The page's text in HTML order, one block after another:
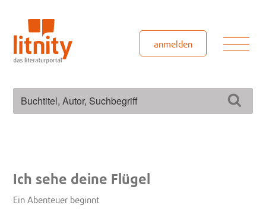
springen
anmelden
Ich sehe deine Flügel
Ein Abenteuer beginnt